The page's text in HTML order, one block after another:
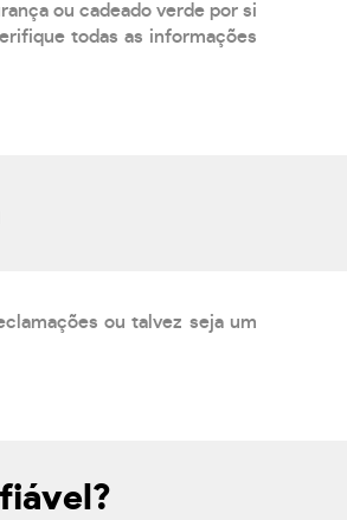
ou cadeado verde por si
todas as informações
ou talvez seja um